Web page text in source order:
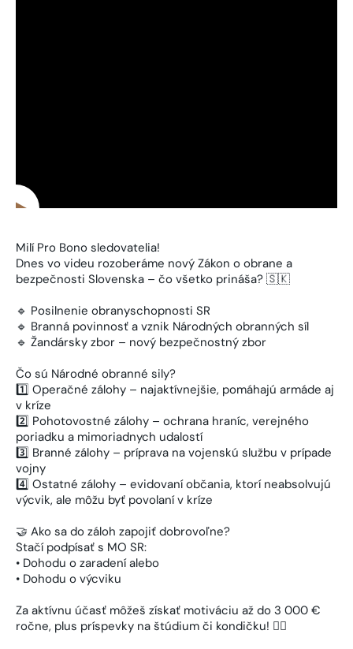
Milí Pro Bono sledovatelia!
Dnes vo videu rozoberáme nový Zákon o obrane a
bezpečnosti Slovenska – čo všetko prináša? 🇸🇰
🔹 Posilnenie obranyschopnosti SR
🔹 Branná povinnosť a vznik Národných obranných síl
🔹 Žandársky zbor – nový bezpečnostný zbor
Čo sú Národné obranné sily?
1️⃣ Operačné zálohy – najaktívnejšie, pomáhajú armáde aj
v kríze
2️⃣ Pohotovostné zálohy – ochrana hraníc, verejného
poriadku a mimoriadnych udalostí
3️⃣ Branné zálohy – príprava na vojenskú službu v prípade
vojny
4️⃣ Ostatné zálohy – evidovaní občania, ktorí neabsolvujú
výcvik, ale môžu byť povolaní v kríze
🤝 Ako sa do záloh zapojiť dobrovoľne?
Stačí podpísať s MO SR:
• Dohodu o zaradení alebo
• Dohodu o výcviku
Za aktívnu účasť môžeš získať motiváciu až do 3 000 €
ročne, plus príspevky na štúdium či kondičku! 🏋️‍♀️